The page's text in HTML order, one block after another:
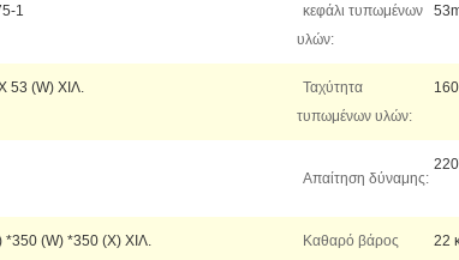
1
κεφάλι τυπωμένων
υλών:
53 (W) ΧΙΛ.
Ταχύτητα
τυπωμένων υλών:
Απαίτηση δύναμης:
*350 (W) *350 (Χ) ΧΙΛ.
Καθαρό βάρος
22